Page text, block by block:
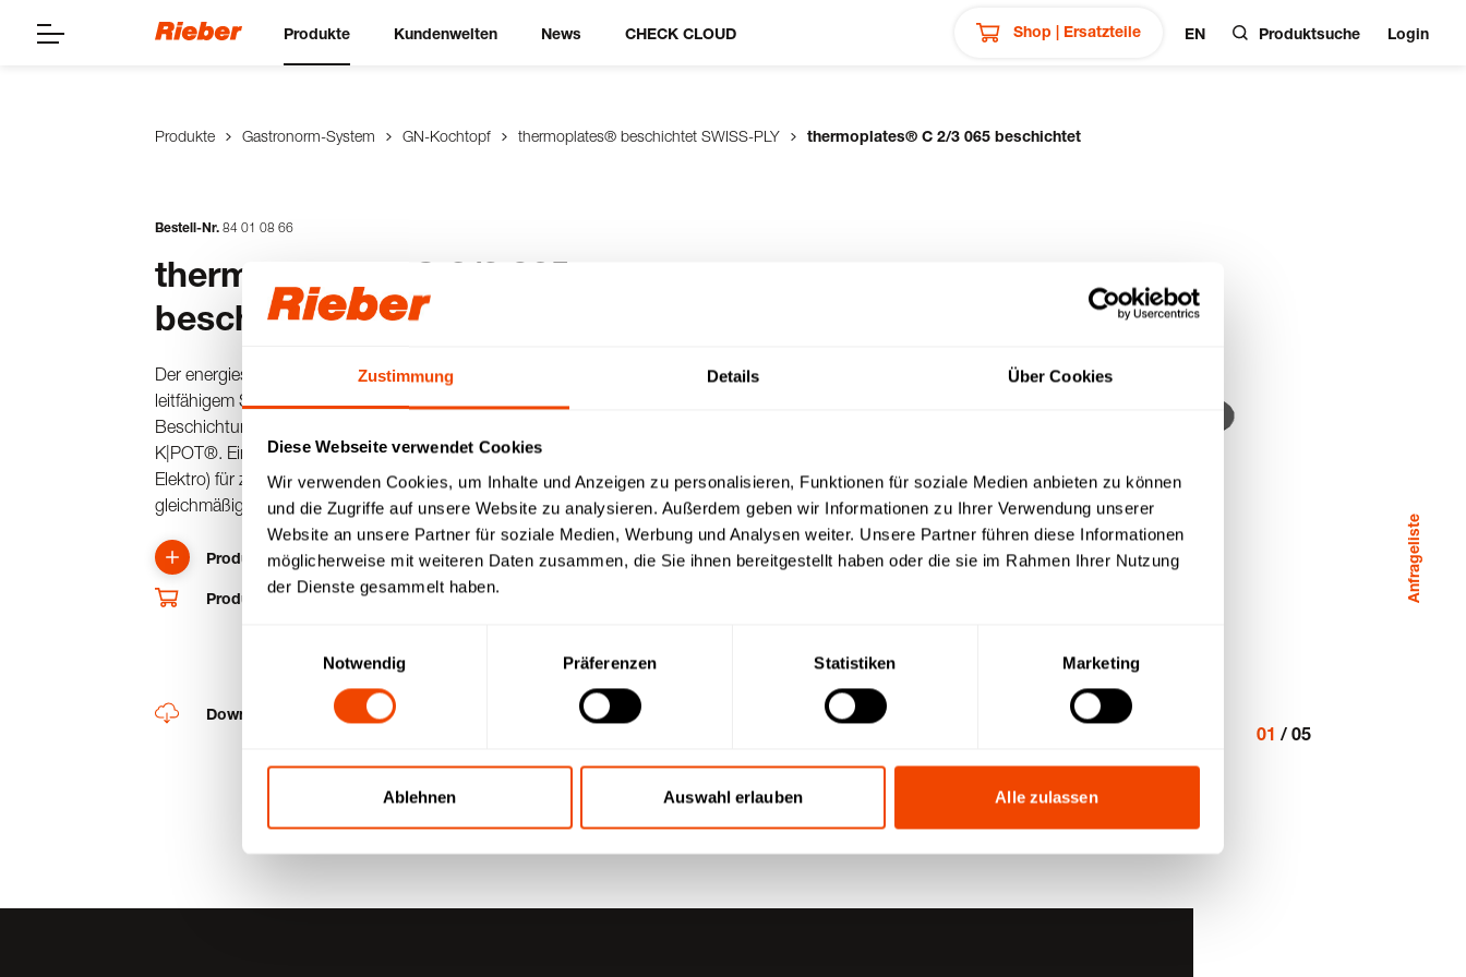
Zustimmung Details Über Cookies
Diese Webseite verwendet Cookies
Wir verwenden Cookies, um Inhalte und Anzeigen zu personalisieren, Funktionen für soziale Medien anbieten zu können
und die Zugriffe auf unsere Website zu analysieren. Außerdem geben wir Informationen zu Ihrer Verwendung unserer
Website an unsere Partner für soziale Medien, Werbung und Analysen weiter. Unsere Partner führen diese Informationen
möglicherweise mit weiteren Daten zusammen, die Sie ihnen bereitgestellt haben oder die sie im Rahmen Ihrer Nutzung
der Dienste gesammelt haben.
Notwendig
Präferenzen Statistiken Marketing
Ablehnen Auswahl erlauben Alle zulassen
Produkte Kundenwelten News CHECK CLOUD Shop | Ersatzteile EN Produktsuche Login
Produkte Gastronorm-System GN-Kochtopf thermoplates® beschichtet SWISS-PLY thermoplates® C 2/3 065 beschichtet
01 / 05
Bestell-Nr. 84 01 08 66
thermoplates® C 2/3 065
beschichtet
Der energiesparende & patentierte Kochtopf im GN-Maß aus
leitfähigem SWISS-PLY Mehrschichtmaterial plus Antihaft-
Beschichtung - mit abgerundeten Ecken für die Anwendung auf
K|POT®. Einsatzbar mit direkter Kontaktwärme (Ceran, Induktion,
Elektro) für zeitsparendes Zubereiten, durch sehr schnelle &
gleichmäßige Wärme-/Kälteverteilung.
Produkt anfragen
Produkt im Shop kaufen
Downloads
Anfrageliste